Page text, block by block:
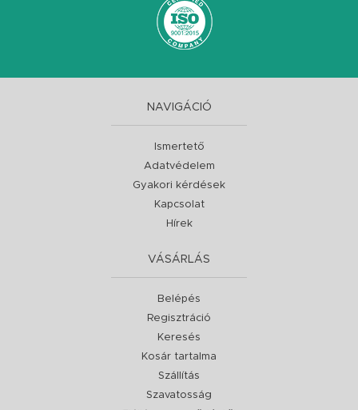
NAVIGÁCIÓ
Ismertető
Adatvédelem
Gyakori kérdések
Kapcsolat
Hírek
VÁSÁRLÁS
Belépés
Regisztráció
Keresés
Kosár tartalma
Szállítás
Szavatosság